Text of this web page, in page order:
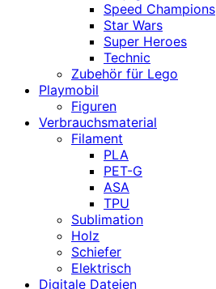
Speed Champions
Star Wars
Super Heroes
Technic
Zubehör für Lego
Playmobil
Figuren
Verbrauchsmaterial
Filament
PLA
PET-G
ASA
TPU
Sublimation
Holz
Schiefer
Elektrisch
Digitale Dateien